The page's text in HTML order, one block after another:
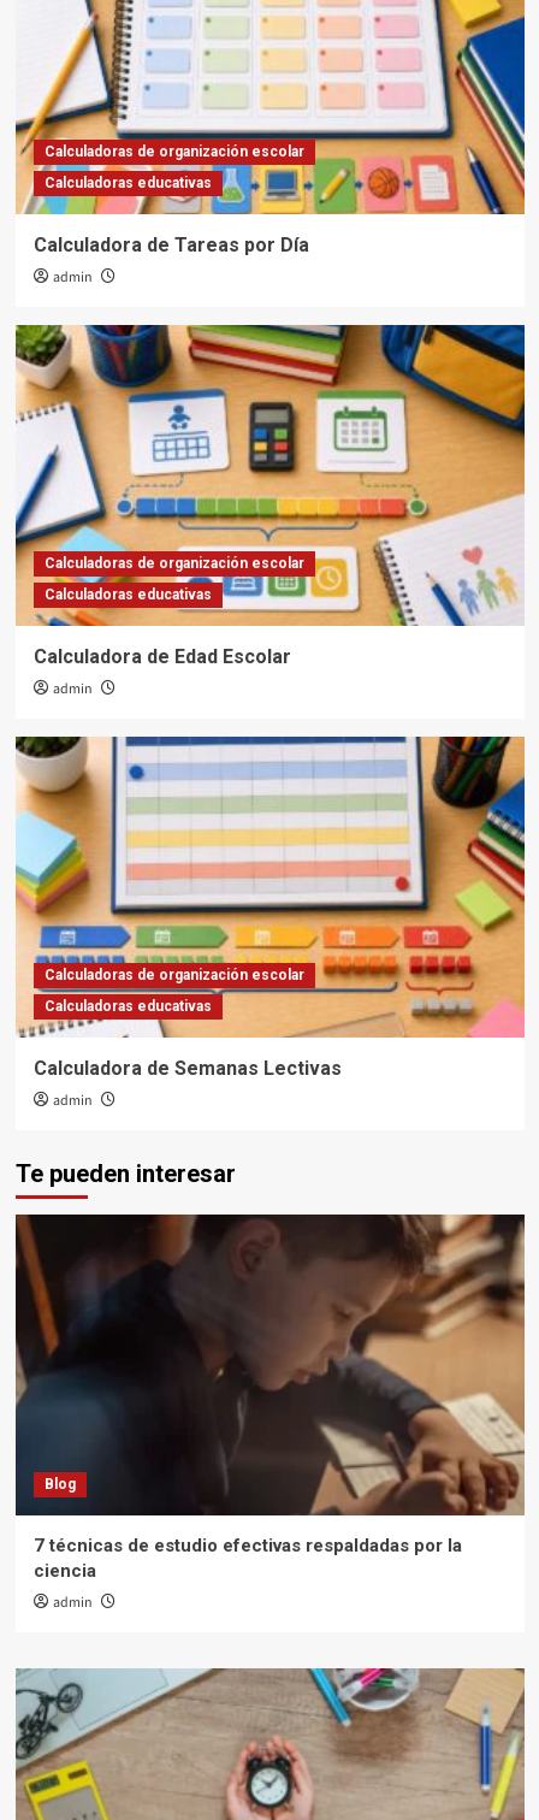
Calculadoras de organización escolar
Calculadoras educativas
Calculadora de Tareas por Día
admin
Calculadoras de organización escolar
Calculadoras educativas
Calculadora de Edad Escolar
admin
Calculadoras de organización escolar
Calculadoras educativas
Calculadora de Semanas Lectivas
admin
Te pueden interesar
Blog
7 técnicas de estudio efectivas respaldadas por la
ciencia
admin